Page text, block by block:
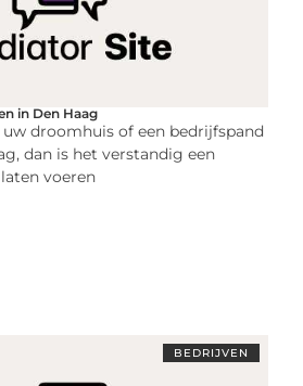
in Den Haag
droomhuis of een bedrijfspand
dan is het verstandig een
voeren
BEDRIJVEN